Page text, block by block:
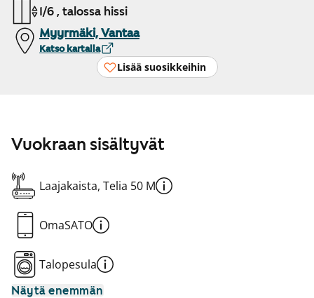
1/6 , talossa hissi
Myyrmäki, Vantaa
Katso kartalla
Lisää suosikkeihin
Vuokraan sisältyvät
Laajakaista, Telia 50 M
OmaSATO
Talopesula
Näytä enemmän